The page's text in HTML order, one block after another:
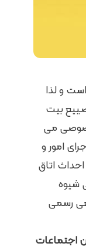
و لذا
بیت
می
امور و
اتاق
شیوه
رسمی
اجتماعات